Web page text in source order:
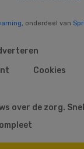
, onderdeel van
Cookies
over de zorg.